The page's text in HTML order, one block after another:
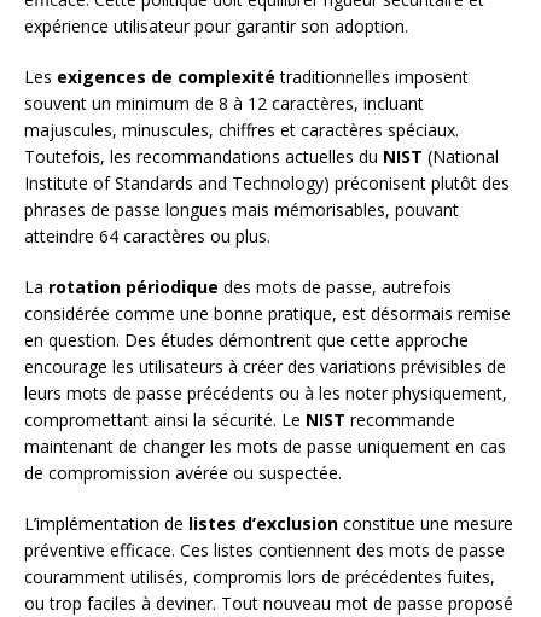
expérience utilisateur pour garantir son adoption.
Les exigences de complexité traditionnelles imposent
souvent un minimum de 8 à 12 caractères, incluant
majuscules, minuscules, chiffres et caractères spéciaux.
Toutefois, les recommandations actuelles du NIST (National
Institute of Standards and Technology) préconisent plutôt des
phrases de passe longues mais mémorisables, pouvant
atteindre 64 caractères ou plus.
La rotation périodique des mots de passe, autrefois
considérée comme une bonne pratique, est désormais remise
en question. Des études démontrent que cette approche
encourage les utilisateurs à créer des variations prévisibles de
leurs mots de passe précédents ou à les noter physiquement,
compromettant ainsi la sécurité. Le NIST recommande
maintenant de changer les mots de passe uniquement en cas
de compromission avérée ou suspectée.
L’implémentation de listes d’exclusion constitue une mesure
préventive efficace. Ces listes contiennent des mots de passe
couramment utilisés, compromis lors de précédentes fuites,
ou trop faciles à deviner. Tout nouveau mot de passe proposé